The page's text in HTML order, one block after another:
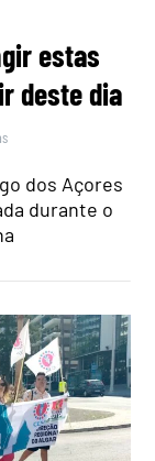
estas
deste dia
dos Açores
durante o